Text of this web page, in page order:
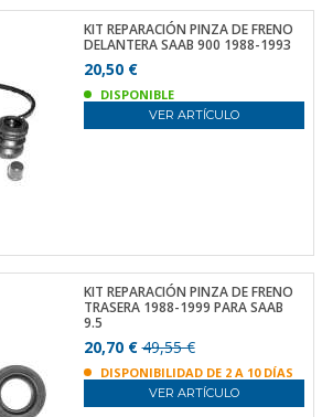
KIT REPARACIÓN PINZA DE FRENO
DELANTERA SAAB 900 1988-1993
20,50 €
DISPONIBLE
VER ARTÍCULO
KIT REPARACIÓN PINZA DE FRENO
TRASERA 1988-1999 PARA SAAB
9.5
20,70 €49,55 €
DISPONIBILIDAD DE 2 A 10 DÍAS
VER ARTÍCULO